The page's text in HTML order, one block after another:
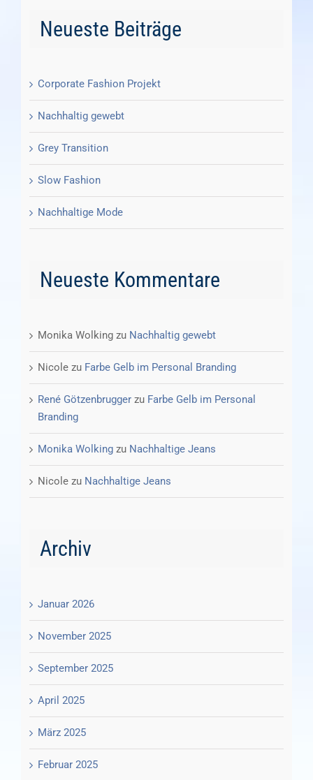
Neueste Beiträge
Corporate Fashion Projekt
Nachhaltig gewebt
Grey Transition
Slow Fashion
Nachhaltige Mode
Neueste Kommentare
Monika Wolkingzu Nachhaltig gewebt
Nicolezu Farbe Gelb im Personal Branding
René Götzenbruggerzu Farbe Gelb im Personal
Branding
Monika Wolkingzu Nachhaltige Jeans
Nicolezu Nachhaltige Jeans
Archiv
Januar 2026
November 2025
September 2025
April 2025
März 2025
Februar 2025